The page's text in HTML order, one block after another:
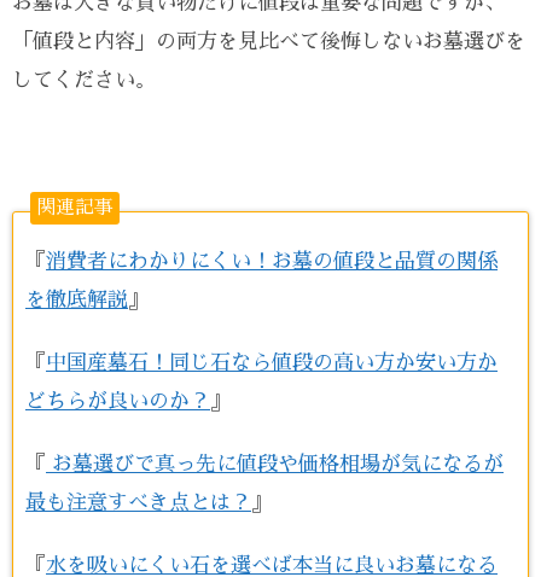
「値段と内容」の両方を見比べて後悔しないお墓選びを
してください。
関連記事
『 消費者にわかりにくい！お墓の値段と品質の関係
を徹底解説 』
『 中国産墓石！同じ石なら値段の高い方か安い方か
どちらが良いのか？ 』
『
お墓選びで真っ先に値段や価格相場が気になるが
最も注意すべき点とは？ 』
『 水を吸いにくい石を選べば本当に良いお墓になる